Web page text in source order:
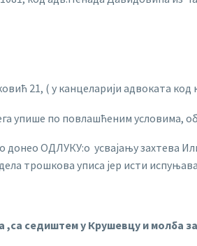
21, ( у канцеларији адвоката код
упише по повлашћеним условима,
донео ОДЛУКУ:о усвајању захтева
трошкова уписа јер исти
,са седиштем у Крушевцу и молба